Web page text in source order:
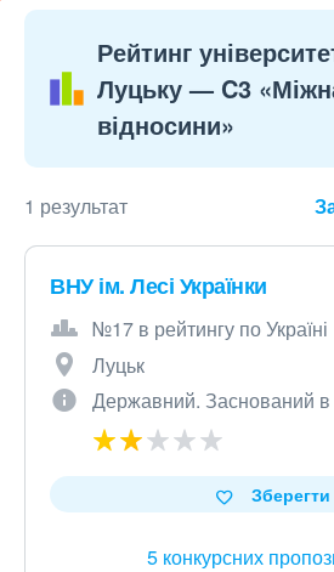
Рейтинг
Луцьку — C3
відносини»
1 результат
ВНУ ім. Лесі Українки
№17 в рейтингу по Україні
Луцьк
Державний. Заснований в
5 конкурсних
Зберегти